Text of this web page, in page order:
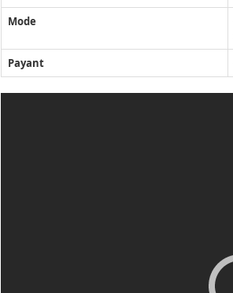
Mode
Payant